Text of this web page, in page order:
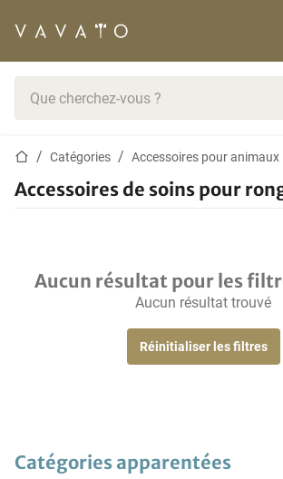
Page d'accueil
Catégories Accessoires pour animaux
Accessoires de soins pour
Aucun résultat pour les
Aucun résultat trouvé
Réinitialiser les filtres
Catégories apparentées